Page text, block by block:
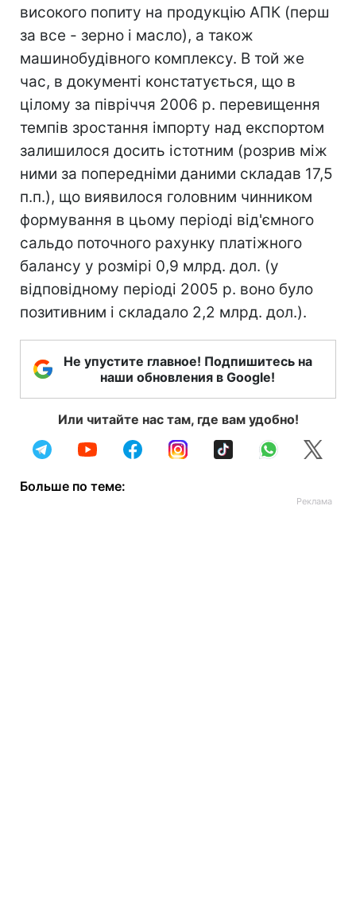
високого попиту на продукцію АПК (перш
за все - зерно і масло), а також
машинобудівного комплексу. В той же
час, в документі констатується, що в
цілому за півріччя 2006 р. перевищення
темпів зростання імпорту над експортом
залишилося досить істотним (розрив між
ними за попередніми даними складав 17,5
п.п.), що виявилося головним чинником
формування в цьому періоді від'ємного
сальдо поточного рахунку платіжного
балансу у розмірі 0,9 млрд. дол. (у
відповідному періоді 2005 р. воно було
позитивним і складало 2,2 млрд. дол.).
Не упустите главное! Подпишитесь на
наши обновления в Google!
Или читайте нас там, где вам удобно!
Больше по теме: